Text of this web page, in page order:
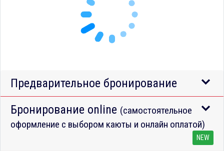
Предварительное бронирование
Бронирование online (самостоятельное
оформление с выбором каюты и онлайн оплатой)
NEW